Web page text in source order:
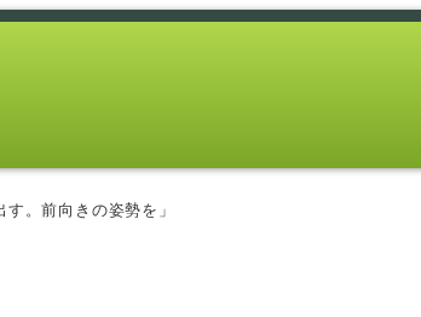
。前向きの姿勢を」